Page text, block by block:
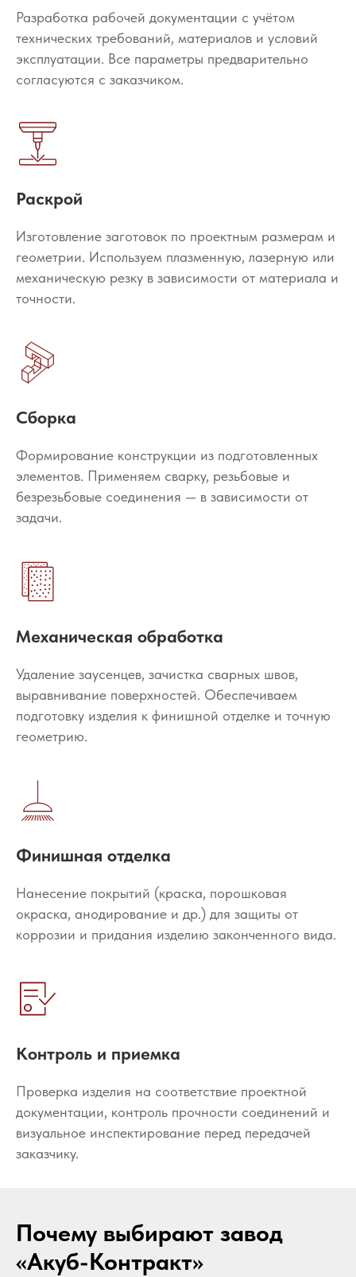
Разработка рабочей документации с учётом
технических требований, материалов и условий
эксплуатации. Все параметры предварительно
согласуются с заказчиком.
Раскрой
Изготовление заготовок по проектным размерам и
геометрии. Используем плазменную, лазерную или
механическую резку в зависимости от материала и
точности.
Сборка
Формирование конструкции из подготовленных
элементов. Применяем сварку, резьбовые и
безрезьбовые соединения — в зависимости от
задачи.
Механическая обработка
Удаление заусенцев, зачистка сварных швов,
выравнивание поверхностей. Обеспечиваем
подготовку изделия к финишной отделке и точную
геометрию.
Финишная отделка
Нанесение покрытий (краска, порошковая
окраска, анодирование и др.) для защиты от
коррозии и придания изделию законченного вида.
Контроль и приемка
Проверка изделия на соответствие проектной
документации, контроль прочности соединений и
визуальное инспектирование перед передачей
заказчику.
Почему выбирают завод
«Акуб-Контракт»